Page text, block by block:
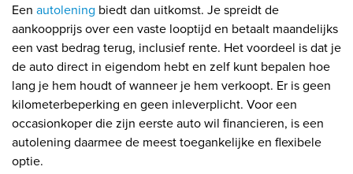
Een autolening biedt dan uitkomst. Je spreidt de
aankoopprijs over een vaste looptijd en betaalt maandelijks
een vast bedrag terug, inclusief rente. Het voordeel is dat je
de auto direct in eigendom hebt en zelf kunt bepalen hoe
lang je hem houdt of wanneer je hem verkoopt. Er is geen
kilometerbeperking en geen inleverplicht. Voor een
occasionkoper die zijn eerste auto wil financieren, is een
autolening daarmee de meest toegankelijke en flexibele
optie.